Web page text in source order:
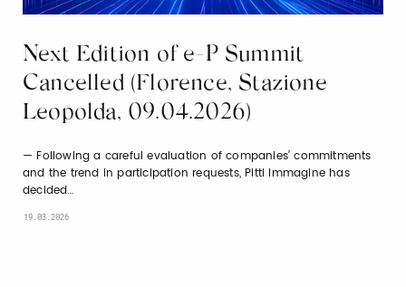
Next Edition of e-P Summit
Cancelled (Florence, Stazione
Leopolda, 09.04.2026)
Following a careful evaluation of companies’ commitments
and the trend in participation requests, Pitti Immagine has
decided…
19.03.2026